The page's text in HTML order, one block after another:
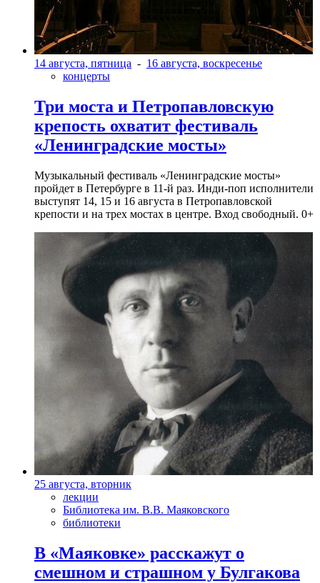
14 августа, пятница - 16 августа, воскресенье
концерты
Три моста и Петропавловскую
крепость охватит фестиваль
«Ленинградские мосты»
Музыкальный фестиваль «Ленинградские мосты»
пройдет в Петербурге в 11-й раз. Инди-поп исполнители
выступят 14, 15 и 16 августа в Петропавловской
крепости и на трех мостах в центре. Вход свободный. 0+
25 августа, вторник
лекции
Библиотека им. В.В. Маяковского
библиотеки
В «Маяковке» расскажут о
смешном и страшном у Булгакова